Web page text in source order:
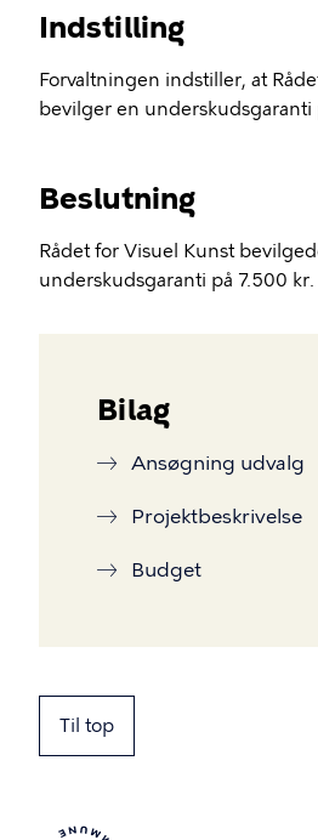
Indstilling
Forvaltningen indstiller, at
bevilger en underskudsgaranti
Beslutning
Rådet for Visuel Kunst
underskudsgaranti på 7.500 kr.
Bilag
Ansøgning udvalg
Projektbeskrivelse
Budget
Til top